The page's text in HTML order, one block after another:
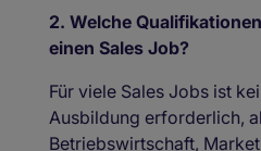
2. Welche
einen Sales Job?
Für viele Sales Jobs ist
Ausbildung erforderlich,
Betriebswirtschaft,